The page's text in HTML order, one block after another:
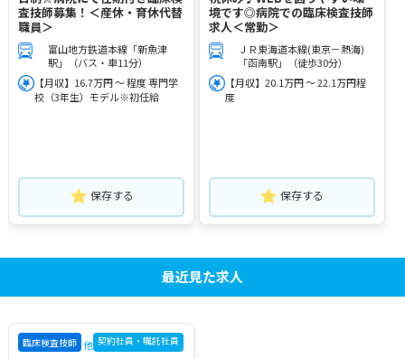
査技師募集！＜産休・育休代替
職員＞
富山地方鉄道本線「新魚津
駅」（バス・車11分）
【月収】16.7万円 ～ 程度 専門学
校（3年生）モデル※初任給
保存する
境です◎病院での臨床検査技師
求人＜常勤＞
ＪＲ東海道本線(東京－熱海)
「函南駅」（徒歩30分）
【月収】20.1万円 ～ 22.1万円程
度
保存する
最近見た求人
臨床検査技師 他 契約社員・嘱託社員